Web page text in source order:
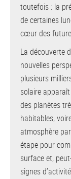
toutefois : la
de certaines
cœur des
La découverte
nouvelles
plusieurs
solaire
des planètes
habitables,
atmosphère
étape pour
surface et,
signes